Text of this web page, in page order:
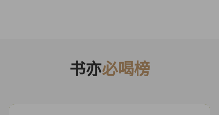
书亦必喝榜